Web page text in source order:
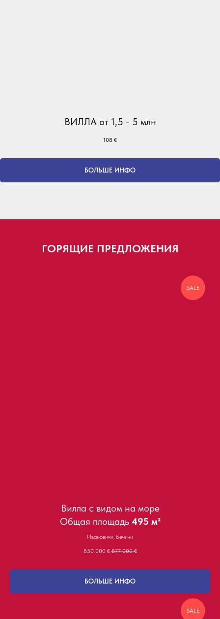
ВИЛЛА от 1,5 - 5 млн
108 €
БОЛЬШЕ ИНФО
ГОРЯЩИЕ ПРЕДЛОЖЕНИЯ
SALE
Вилла с видом на море
Общая площадь 495 м²
Ивановичи, Бечичи
850 000 € 877 000 €
БОЛЬШЕ ИНФО
SALE